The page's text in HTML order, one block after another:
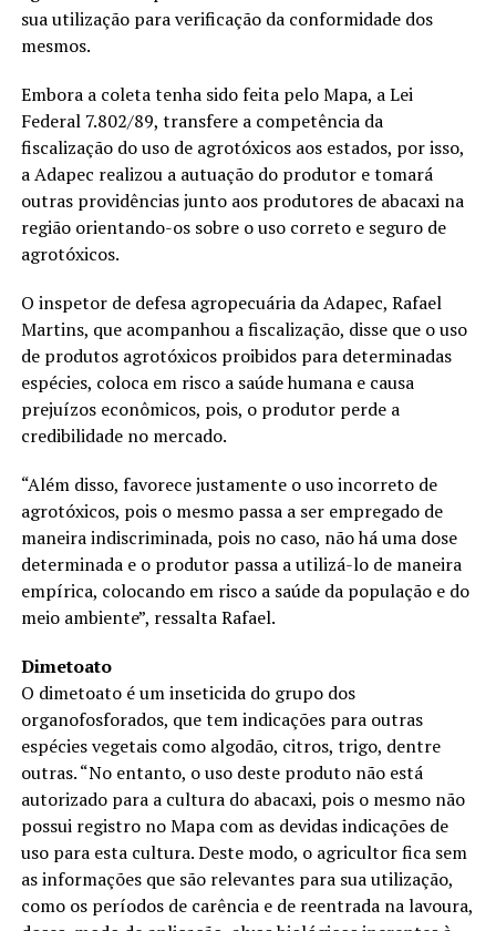
sua utilização para verificação da conformidade dos
mesmos.
Embora a coleta tenha sido feita pelo Mapa, a Lei
Federal 7.802/89, transfere a competência da
fiscalização do uso de agrotóxicos aos estados, por isso,
a Adapec realizou a autuação do produtor e tomará
outras providências junto aos produtores de abacaxi na
região orientando-os sobre o uso correto e seguro de
agrotóxicos.
O inspetor de defesa agropecuária da Adapec, Rafael
Martins, que acompanhou a fiscalização, disse que o uso
de produtos agrotóxicos proibidos para determinadas
espécies, coloca em risco a saúde humana e causa
prejuízos econômicos, pois, o produtor perde a
credibilidade no mercado.
“Além disso, favorece justamente o uso incorreto de
agrotóxicos, pois o mesmo passa a ser empregado de
maneira indiscriminada, pois no caso, não há uma dose
determinada e o produtor passa a utilizá-lo de maneira
empírica, colocando em risco a saúde da população e do
meio ambiente”, ressalta Rafael.
Dimetoato
O dimetoato é um inseticida do grupo dos
organofosforados, que tem indicações para outras
espécies vegetais como algodão, citros, trigo, dentre
outras. “No entanto, o uso deste produto não está
autorizado para a cultura do abacaxi, pois o mesmo não
possui registro no Mapa com as devidas indicações de
uso para esta cultura. Deste modo, o agricultor fica sem
as informações que são relevantes para sua utilização,
como os períodos de carência e de reentrada na lavoura,